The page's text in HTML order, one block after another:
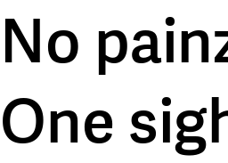
No
One